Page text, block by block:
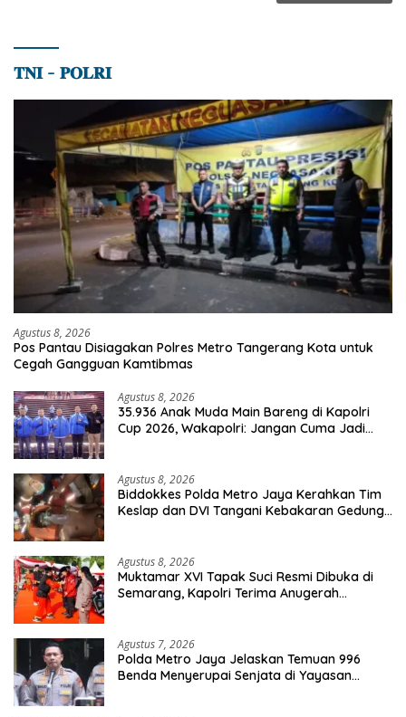
𝐓𝐍𝐈 – 𝐏𝐎𝐋𝐑𝐈
Agustus 8, 2026
Pos Pantau Disiagakan Polres Metro Tangerang Kota untuk
Cegah Gangguan Kamtibmas
Agustus 8, 2026
35.936 Anak Muda Main Bareng di Kapolri
Cup 2026, Wakapolri: Jangan Cuma Jadi
Agustus 8, 2026
Biddokkes Polda Metro Jaya Kerahkan Tim
Keslap dan DVI Tangani Kebakaran Gedung
Agustus 8, 2026
Muktamar XVI Tapak Suci Resmi Dibuka di
Semarang, Kapolri Terima Anugerah
Agustus 7, 2026
Polda Metro Jaya Jelaskan Temuan 996
Benda Menyerupai Senjata di Yayasan